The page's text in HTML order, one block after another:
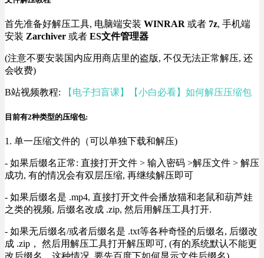
首先准备好解压工具, 电脑端安装 WINRAR 或者 7z, 手机端
安装 Zarchiver 或者 ES文件管理器
(注意不要安装国内应用商店里的盗版, 不仅无法正常解压, 还
会收费)
B站视频教程: 【电子扫盲课】【小白必看】如何解压压缩包
目前有2种类型的压缩包:
1. 单一压缩文件的（可以单独下载和解压)
- 如果后缀名正常: 直接打开文件 > 输入密码 >解压文件 > 解压
成功, 有的情况会有双层压缩, 再继续解压即可
- 如果后缀名是 .mp4, 直接打开文件会播放猫和老鼠和葫芦娃
之类的视频, 后缀名改成 .zip, 然后用解压工具打开.
- 如果无后缀名/或者后缀名是 .txt等各种奇怪的后缀名, 后缀改
成 .zip， 然后用解压工具打开解压即可, (有的系统默认不能更